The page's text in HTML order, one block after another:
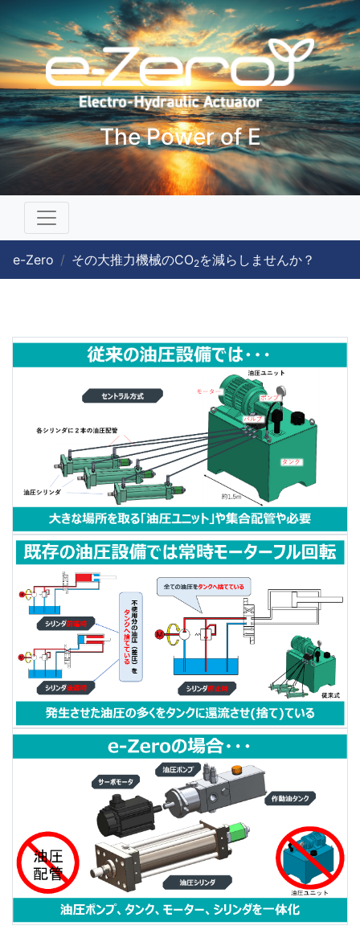
The Power of E
e-Zero その大推力機械のCO2を減らしませんか？